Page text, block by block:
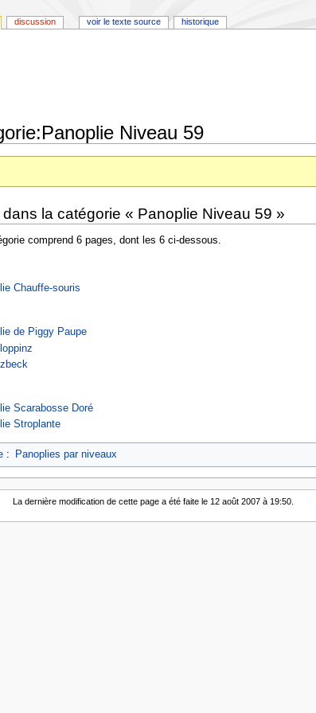
Niveau 59
la catégorie « Panoplie Niveau 59 »
comprend 6 pages, dont les 6 ci-dessous.
Chauffe-souris
de Piggy Paupe
Scarabosse Doré
Stroplante
: Panoplies par niveaux
discussion voir le texte source historique
La dernière modification de cette page a été faite le 12 août 2007 à 19:50.